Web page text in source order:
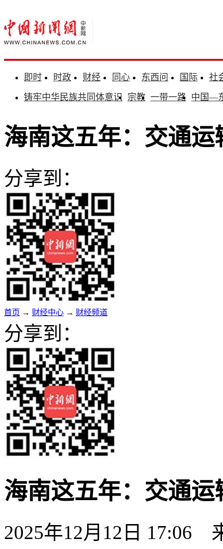
即时 时政 财经 同心 东西问 国际
社
铸牢中华民族共同体意识 宗教 一带一路 中国—
海南这五年：交通
分享到：
首页 → 财经中心 → 财经频道
分享到：
海南这五年：交通
2025年12月12日 17:06